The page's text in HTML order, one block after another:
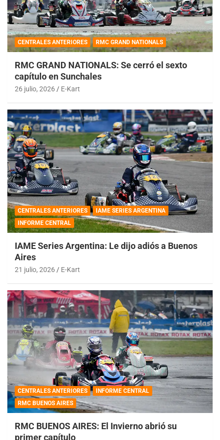
CENTRALES ANTERIORES RMC GRAND NATIONALS
RMC GRAND NATIONALS: Se cerró el sexto
capítulo en Sunchales
26 julio, 2026 E-Kart
CENTRALES ANTERIORES
IAME SERIES ARGENTINA
INFORME CENTRAL
IAME Series Argentina: Le dijo adiós a Buenos
Aires
21 julio, 2026 E-Kart
CENTRALES ANTERIORES
INFORME CENTRAL
RMC BUENOS AIRES
RMC BUENOS AIRES: El Invierno abrió su
primer capítulo